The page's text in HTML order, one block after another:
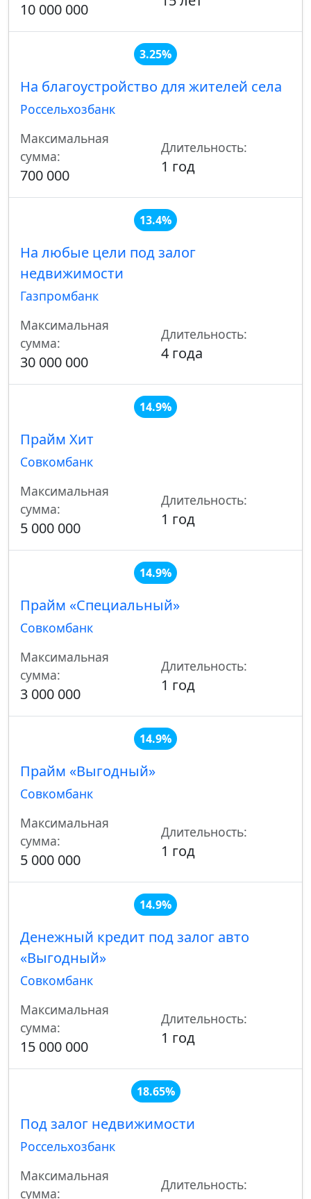
10 000 000
3.25%
На благоустройство для жителей села
Россельхозбанк
Максимальная
сумма:
700 000
Длительность:
1 год
13.4%
На любые цели под залог
недвижимости
Газпромбанк
Максимальная
сумма:
30 000 000
Длительность:
4 года
14.9%
Прайм Хит
Совкомбанк
Максимальная
сумма:
5 000 000
Длительность:
1 год
14.9%
Прайм «Специальный»
Совкомбанк
Максимальная
сумма:
3 000 000
Длительность:
1 год
14.9%
Прайм «Выгодный»
Совкомбанк
Максимальная
сумма:
5 000 000
Длительность:
1 год
14.9%
Денежный кредит под залог авто
«Выгодный»
Совкомбанк
Максимальная
сумма:
15 000 000
Длительность:
1 год
18.65%
Под залог недвижимости
Россельхозбанк
Максимальная
сумма:
Длительность: